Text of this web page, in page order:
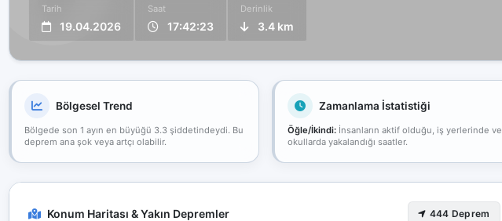
Tarih
19.04.2026
Saat
17:42:23
Derinlik
3.4 km
Bölgesel Trend
Bölgede son 1 ayın en büyüğü 3.3 şiddetindeydi. Bu
deprem ana şok veya artçı olabilir.
Zamanlama İstatistiği
Öğle/İkindi:İnsanların aktif olduğu, iş yerlerinde ve
okullarda yakalandığı saatler.
Konum Haritası & Yakın Depremler 444 Deprem